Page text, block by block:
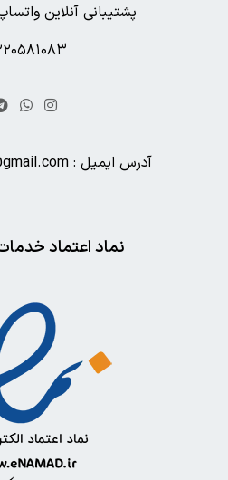
پشتیبانی آنلاین
آدرس ایمیل : Digibookshahr@gmail.com
نماد اعتماد